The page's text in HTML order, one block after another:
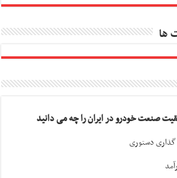
ها
صنعت خودرو در ایران را چه می دانید
دستوری